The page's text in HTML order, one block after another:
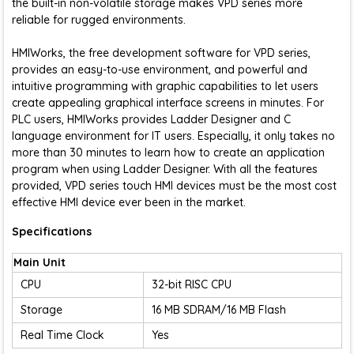
the built-in non-volatile storage makes VPD series more
reliable for rugged environments.
HMIWorks, the free development software for VPD series,
provides an easy-to-use environment, and powerful and
intuitive programming with graphic capabilities to let users
create appealing graphical interface screens in minutes. For
PLC users, HMIWorks provides Ladder Designer and C
language environment for IT users. Especially, it only takes no
more than 30 minutes to learn how to create an application
program when using Ladder Designer. With all the features
provided, VPD series touch HMI devices must be the most cost
effective HMI device ever been in the market.
Specifications
Main Unit
CPU
32-bit RISC CPU
Storage
16 MB SDRAM/16 MB Flash
Real Time Clock
Yes